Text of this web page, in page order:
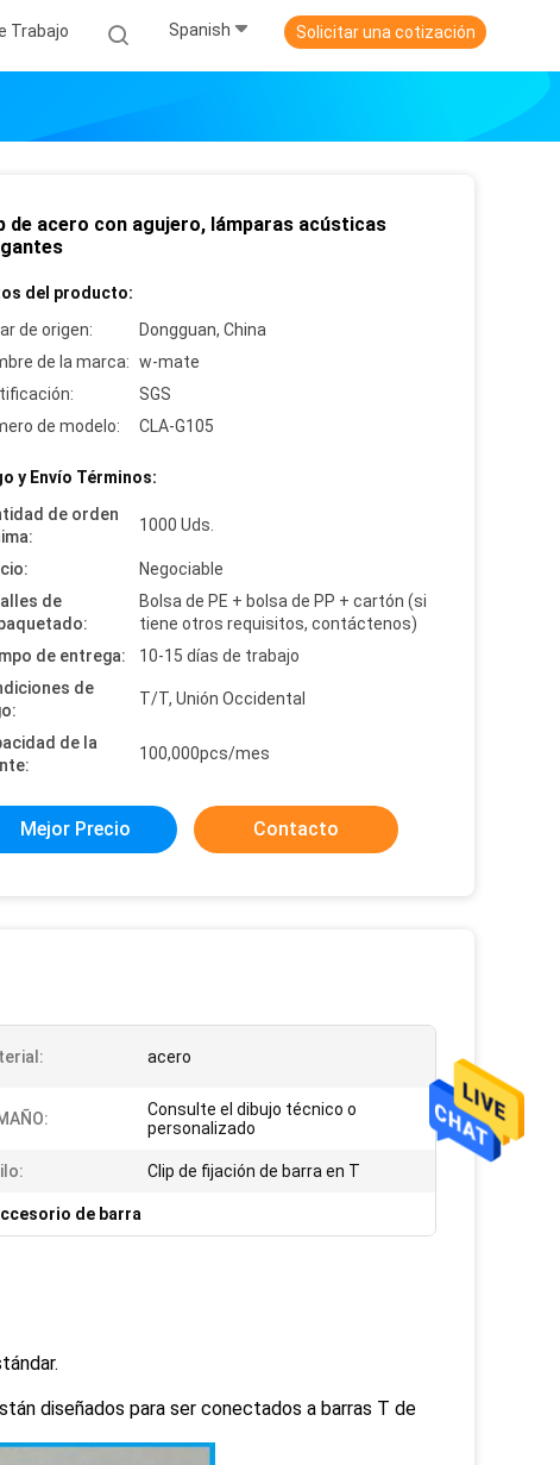
Trabajo Spanish Solicitar una cotización
de acero con agujero, lámparas acústicas
del producto:
de origen:
Dongguan, China
de la marca: w-mate
SGS
de modelo:
CLA-G105
y Envío Términos:
de orden
1000 Uds.
Negociable
de
Bolsa de PE + bolsa de PP + cartón (si
tiene otros requisitos, contáctenos)
de entrega:
10-15 días de trabajo
de
T/T, Unión Occidental
de la
100,000pcs/mes
Mejor Precio Contacto
acero
Consulte el dibujo técnico o
personalizado
Clip de fijación de barra en T
de barra
diseñados para ser conectados a barras T de